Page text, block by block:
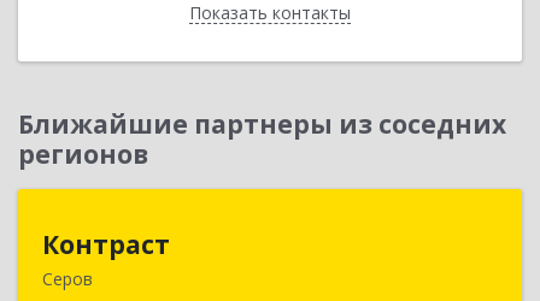
Показать контакты
Назад
Ближайшие партнеры из соседних
регионов
Контраст
Серов
624993, Свердловская обл, Серов г, Ленина ул,